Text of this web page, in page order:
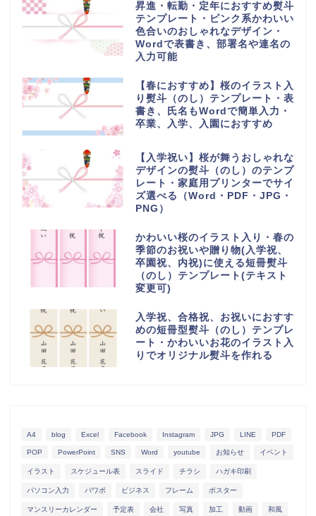
昇進・転勤・定年におすすめ熨斗
テンプレート・ピンク系かわいい
色合いのおしゃれなデザイン・
Wordで表書き、部署名や連名の
入力可能
【春におすすめ】桜のイラスト入
り熨斗（のし）テンプレート・表
書き、氏名もWordで簡単入力・
卒業、入学、入園におすすめ
【入学祝い】桜が舞うおしゃれな
デザインの熨斗（のし）のテンプ
レート・家庭用プリンターでサイ
ズ選べる（Word・PDF・JPG・
PNG）
かわいい桜のイラスト入り・春の
季節のお祝いや贈り物(入学祝、
卒園祝、内祝)に使える短冊熨斗
（のし）テンプレート(テキスト
変更可)
入学祝、合格祝、お祝いにおすす
めの短冊型熨斗（のし）テンプレ
ート・かわいいお花のイラスト入
りでオリジナル熨斗を作れる
A4 blog Excel Facebook Instagram JPG LINE PDF
POP PowerPoint SNS Word youtube お知らせ イベント
イラスト スケジュール表 スライド チラシ ハガキ印刷
パソコン入力 パワポ ビジネス フレーム ポスター
マンスリーカレンダー 予定表 会社 写真 加工 動画 和風